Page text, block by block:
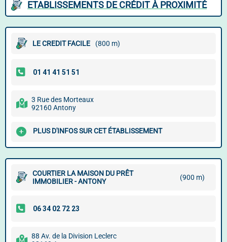
ETABLISSEMENTS DE CRÉDIT À PROXIMITÉ
LE CREDIT FACILE (800 m)
3 Rue des Morteaux
92160 Antony
PLUS D'INFOS SUR CET ÉTABLISSEMENT
COURTIER LA MAISON DU PRÊT
IMMOBILIER - ANTONY
(900 m)
88 Av. de la Division Leclerc